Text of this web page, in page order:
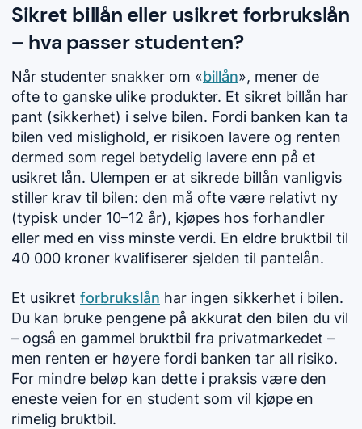
Sikret billån eller usikret forbrukslån
– hva passer studenten?
Når studenter snakker om «billån», mener de
ofte to ganske ulike produkter. Et sikret billån har
pant (sikkerhet) i selve bilen. Fordi banken kan ta
bilen ved mislighold, er risikoen lavere og renten
dermed som regel betydelig lavere enn på et
usikret lån. Ulempen er at sikrede billån vanligvis
stiller krav til bilen: den må ofte være relativt ny
(typisk under 10–12 år), kjøpes hos forhandler
eller med en viss minste verdi. En eldre bruktbil til
40 000 kroner kvalifiserer sjelden til pantelån.
Et usikret forbrukslån har ingen sikkerhet i bilen.
Du kan bruke pengene på akkurat den bilen du vil
– også en gammel bruktbil fra privatmarkedet –
men renten er høyere fordi banken tar all risiko.
For mindre beløp kan dette i praksis være den
eneste veien for en student som vil kjøpe en
rimelig bruktbil.